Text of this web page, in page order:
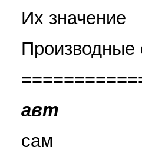
Их значение
Производные
авт
сам